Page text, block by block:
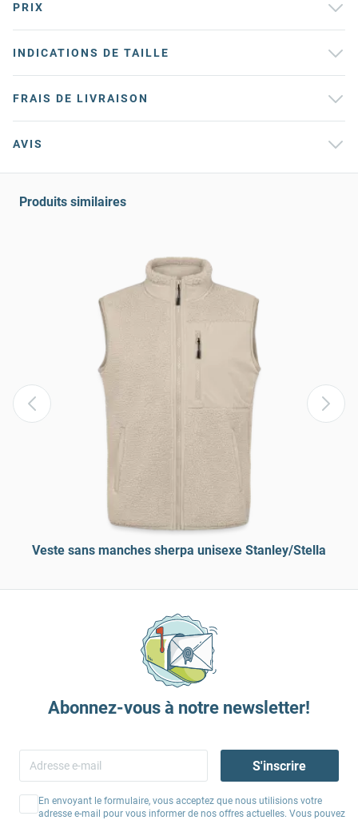
PRIX
INDICATIONS DE TAILLE
FRAIS DE LIVRAISON
AVIS
Produits similaires
Veste sans manches sherpa unisexe Stanley/Stella
Abonnez-vous à notre newsletter!
S'inscrire
En envoyant le formulaire, vous acceptez que nous utilisions votre
adresse e-mail pour vous informer de nos offres actuelles. Vous pouvez